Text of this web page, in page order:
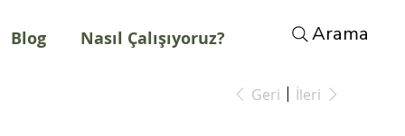
Blog Nasıl Çalışıyoruz? Arama
Geri İleri